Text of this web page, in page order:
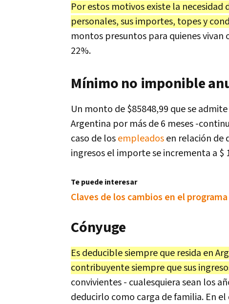
Por estos motivos existe la necesidad
personales, sus importes, topes y
montos presuntos para quienes
22%.
Mínimo no imponible
Un monto de $85848,99 que se
Argentina por más de 6 meses -
caso de losempleadosen relación de
ingresos el importe se incrementa a $
Te puede interesar
Claves de los cambios en el
Cónyuge
Es deducible siempre que resida en
contribuyente siempre que sus
convivientes - cualesquiera sean los
deducirlo como carga de familia. En el